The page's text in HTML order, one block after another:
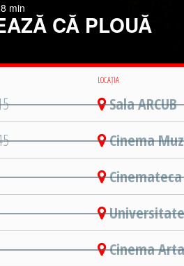
min
CĂ PLOUĂ
LOCAȚIA
Sala ARCUB
Cinema
Cinema